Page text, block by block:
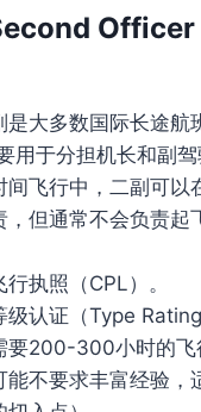
是大多数国际长途航
用于分担机长和副
间飞行中，二副可以
，但通常不会负责起
行执照（CPL）。
级认证（Type Rating
要200-300小时的飞
能不要求丰富经验，